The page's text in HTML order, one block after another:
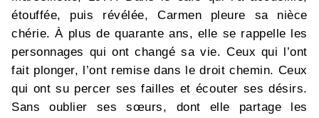
étouffée, puis révélée, Carmen pleure sa nièce
chérie. À plus de quarante ans, elle se rappelle les
personnages qui ont changé sa vie. Ceux qui l’ont
fait plonger, l’ont remise dans le droit chemin. Ceux
qui ont su percer ses failles et écouter ses désirs.
Sans oublier ses sœurs, dont elle partage les